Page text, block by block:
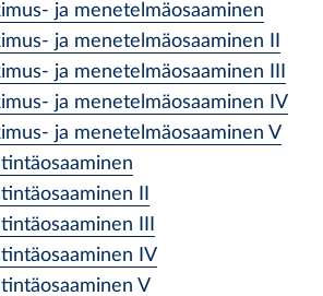
ja menetelmäosaaminen
ja menetelmäosaaminen II
ja menetelmäosaaminen III
ja menetelmäosaaminen IV
ja menetelmäosaaminen V
II
III
IV
V